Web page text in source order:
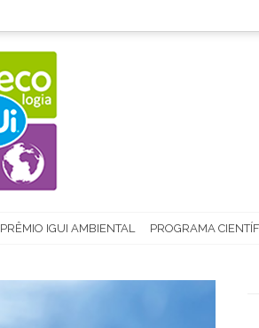
PRÊMIO IGUI AMBIENTAL PROGRAMA